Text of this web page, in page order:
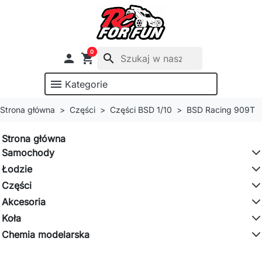
 shopping_cart
0
search
menu Kategorie
Strona główna Części Części BSD 1/10 BSD Racing 909T
Strona główna
Samochody
Łodzie
Części
Akcesoria
Koła
Chemia modelarska